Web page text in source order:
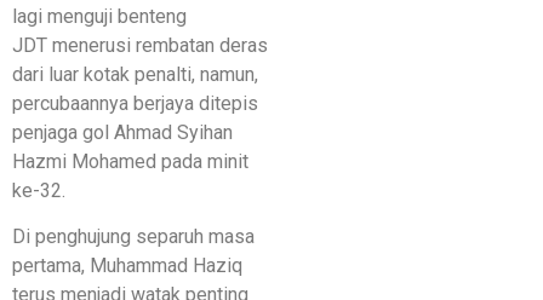
lagi menguji benteng
JDT menerusi rembatan deras
dari luar kotak penalti, namun,
percubaannya berjaya ditepis
penjaga gol Ahmad Syihan
Hazmi Mohamed pada minit
ke-32.
Di penghujung separuh masa
pertama, Muhammad Haziq
terus menjadi watak penting